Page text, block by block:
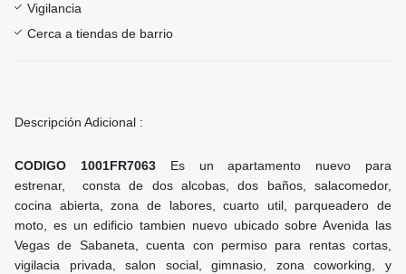
Vigilancia
Cerca a tiendas de barrio
Descripción Adicional :
CODIGO 1001FR7063 Es un apartamento nuevo para
estrenar, consta de dos alcobas, dos baños, salacomedor,
cocina abierta, zona de labores, cuarto util, parqueadero de
moto, es un edificio tambien nuevo ubicado sobre Avenida las
Vegas de Sabaneta, cuenta con permiso para rentas cortas,
vigilacia privada, salon social, gimnasio, zona coworking, y